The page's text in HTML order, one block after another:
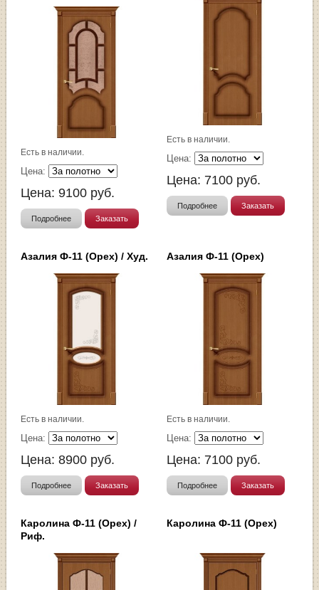
Есть в наличии.
Цена:
Цена:9100 руб.
Подробнее Заказать
Есть в наличии.
Цена:
Цена: 7100 руб.
Подробнее Заказать
Азалия Ф-11 (Орех) / Худ.
Есть в наличии.
Цена:
Цена:8900 руб.
Подробнее Заказать
Азалия Ф-11 (Орех)
Есть в наличии.
Цена:
Цена: 7100 руб.
Подробнее Заказать
Каролина Ф-11 (Орех) /
Риф.
Каролина Ф-11 (Орех)